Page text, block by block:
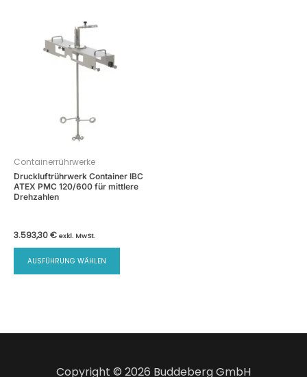
Containerrührwerke
Druckluftrührwerk Container IBC
ATEX PMC 120/600 für mittlere
Drehzahlen
3.593,30€ exkl. MwSt.
AUSFÜHRUNG WÄHLEN
Dieses
auf.
Copyright © 2026 Buddeberg GmbH